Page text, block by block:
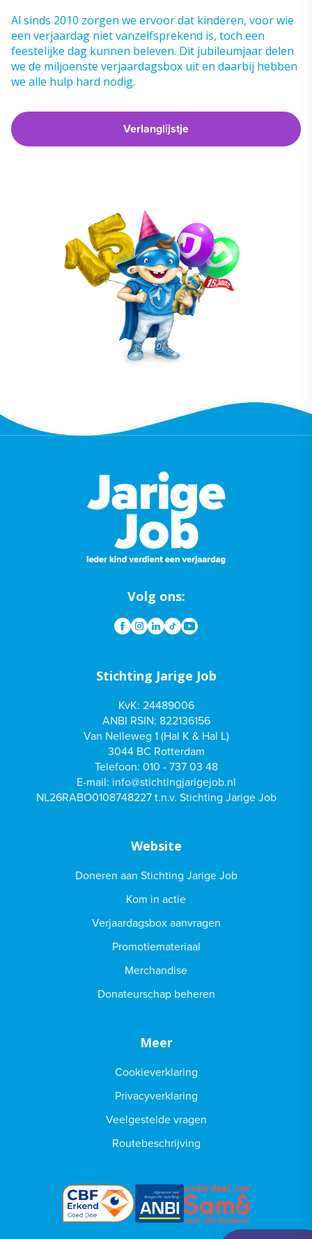
Al sinds 2010 zorgen we ervoor dat kinderen, voor wie
een verjaardag niet vanzelfsprekend is, toch een
feestelijke dag kunnen beleven. Dit jubileumjaar delen
we de miljoenste verjaardagsbox uit en daarbij hebben
we alle hulp hard nodig.
Verlanglijstje
Volg ons:
Stichting Jarige Job
KvK: 24489006
ANBI RSIN: 822136156
Van Nelleweg 1 (Hal K & Hal L)
3044 BC Rotterdam
Telefoon: 010 - 737 03 48
E-mail: info@stichtingjarigejob.nl
NL26RABO0108748227 t.n.v. Stichting Jarige Job
Website
Doneren aan Stichting Jarige Job
Kom in actie
Verjaardagsbox aanvragen
Promotiemateriaal
Merchandise
Donateurschap beheren
Meer
Cookieverklaring
Privacyverklaring
Veelgestelde vragen
Routebeschrijving